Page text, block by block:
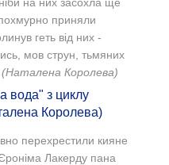
приняли
геть від них -
мов струн, тьмяних
(Наталена Королева)
вода" з циклу
Королева)
перехрестили кияне
Лакерду пана